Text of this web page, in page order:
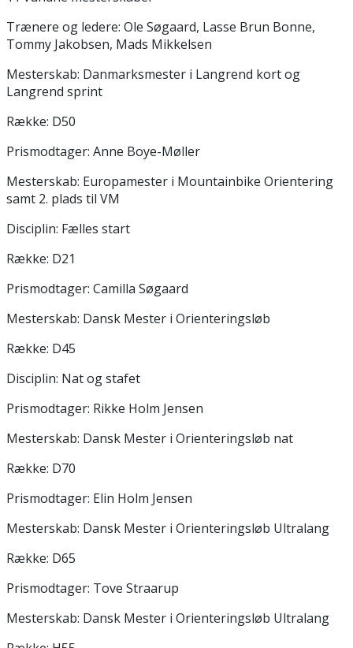
Trænere og ledere: Ole Søgaard, Lasse Brun Bonne,
Tommy Jakobsen, Mads Mikkelsen
Mesterskab: Danmarksmester i Langrend kort og
Langrend sprint
Række: D50
Prismodtager: Anne Boye-Møller
Mesterskab: Europamester i Mountainbike Orientering
samt 2. plads til VM
Disciplin: Fælles start
Række: D21
Prismodtager: Camilla Søgaard
Mesterskab: Dansk Mester i Orienteringsløb
Række: D45
Disciplin: Nat og stafet
Prismodtager: Rikke Holm Jensen
Mesterskab: Dansk Mester i Orienteringsløb nat
Række: D70
Prismodtager: Elin Holm Jensen
Mesterskab: Dansk Mester i Orienteringsløb Ultralang
Række: D65
Prismodtager: Tove Straarup
Mesterskab: Dansk Mester i Orienteringsløb Ultralang